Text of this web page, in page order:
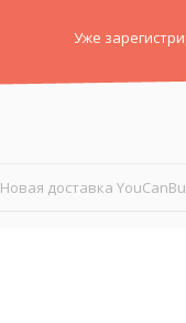
Уже
Новая доставка